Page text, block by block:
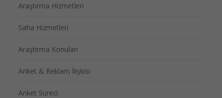
Araştırma Hizmetleri
Saha Hizmetleri
Araştırma Konuları
Anket & Reklam İlişkisi
Anket Süreci